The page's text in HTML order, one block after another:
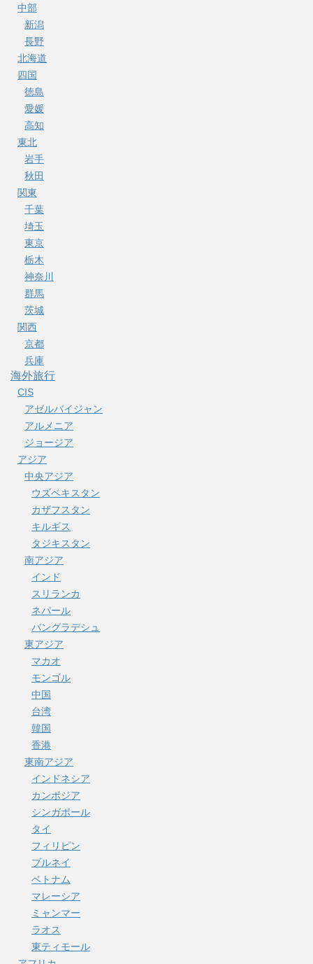
中部
新潟
長野
北海道
四国
徳島
愛媛
高知
東北
岩手
秋田
関東
千葉
埼玉
東京
栃木
神奈川
群馬
茨城
関西
京都
兵庫
海外旅行
CIS
アゼルバイジャン
アルメニア
ジョージア
アジア
中央アジア
ウズベキスタン
カザフスタン
キルギス
タジキスタン
南アジア
インド
スリランカ
ネパール
バングラデシュ
東アジア
マカオ
モンゴル
中国
台湾
韓国
香港
東南アジア
インドネシア
カンボジア
シンガポール
タイ
フィリピン
ブルネイ
ベトナム
マレーシア
ミャンマー
ラオス
東ティモール